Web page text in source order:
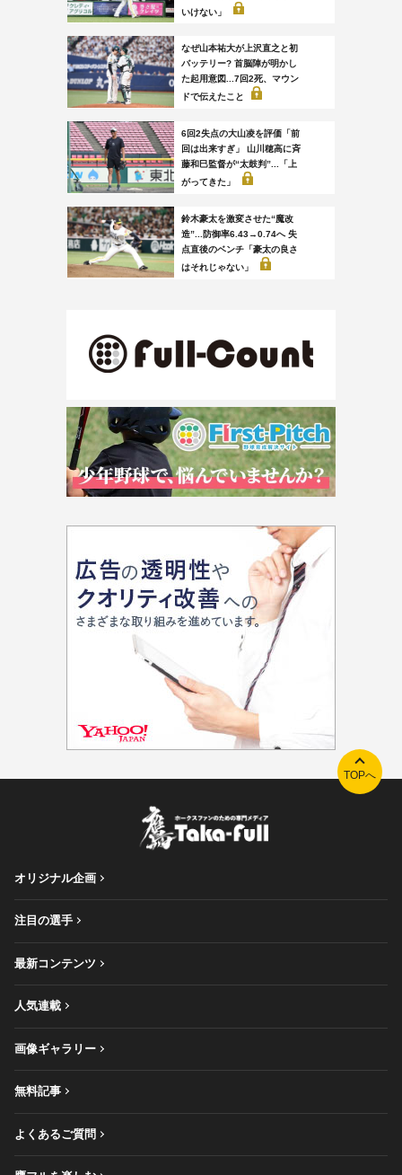
いけない」
なぜ山本祐大が上沢直之と初
バッテリー? 首脳陣が明かし
た起用意図...7回2死、マウン
ドで伝えたこと
6回2失点の大山凌を評価「前
回は出来すぎ」 山川穂高に斉
藤和巳監督が“太鼓判”...「上
がってきた」
鈴木豪太を激変させた“魔改
造”...防御率6.43→0.74へ 失
点直後のベンチ「豪太の良さ
はそれじゃない」
TOPへ
オリジナル企画
注目の選手
最新コンテンツ
人気連載
画像ギャラリー
無料記事
よくあるご質問